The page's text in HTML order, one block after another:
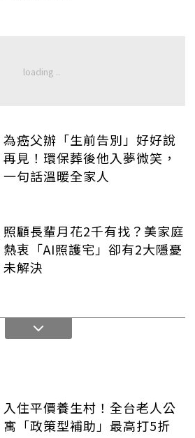
為癌父辦「生前告別」好好說
再見！環保葬後他入夢微笑，
一句話溫暖全家人
照顧長輩月花2千有找？美家庭
熱衷「AI照護宅」卻有2大隱憂
未解決
入住平價養生村！全台老人公
寓「政策型補助」最高打5折